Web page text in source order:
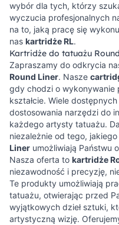
wybór dla tych, którzy
wyczucia profesjonalnych
na to, jaką pracę się
nas kartridże RL.
Kartridże do tatuażu
Zapraszamy do odkrycia
Round Liner. Nasze
gdy chodzi o wykonywanie
kształcie. Wiele
dostosowania narzędzi do
każdego artysty tatuażu.
niezależnie od tego,
Liner umożliwiają Państwu
Nasza oferta to kartridże
niezawodność i precyzję,
Te produkty umożliwiają
tatuażu, otwierając przed
wyjątkowych dzieł sztuki,
artystyczną wizję.